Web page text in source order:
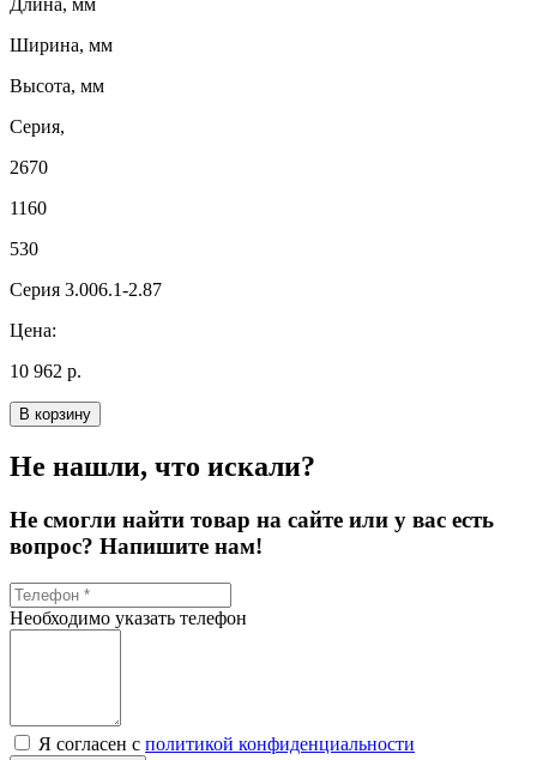
Длина, мм
Ширина, мм
Высота, мм
Серия,
2670
1160
530
Серия 3.006.1-2.87
Цена:
10 962 р.
В корзину
Не нашли, что искали?
Не смогли найти товар на сайте или у вас есть
вопрос? Напишите нам!
Необходимо указать телефон
Я согласен с политикой конфиденциальности